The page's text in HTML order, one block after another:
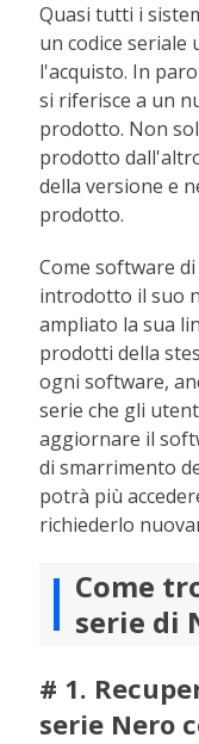
Quasi tutti i
un codice
l'acquisto. In
si riferisce a un
prodotto. Non
prodotto
della versione e
prodotto.
Come software
introdotto il suo
ampliato la sua
prodotti della
ogni software,
serie che gli
aggiornare il
di smarrimento
potrà più
richiederlo
Come
serie di
# 1.
serie Nero